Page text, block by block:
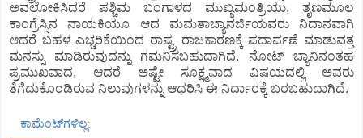
ಅವಲೋಕಿಸಿದರೆ ಪಶ್ಚಿಮ ಬಂಗಾಳದ ಮುಖ್ಯಮಂತ್ರಿಯು, ತೃಣಮೂಲ
ಕಾಂಗ್ರೆಸ್ಸಿನ ನಾಯಕಿಯೂ ಆದ ಮಮತಾಬ್ಯಾನರ್ಜಿಯವರು ನಿದಾನವಾಗಿ
ಆದರೆ ಬಹಳ ಎಚ್ಚರಿಕೆಯಿಂದ ರಾಷ್ಟ್ರ ರಾಜಕಾರಣಕ್ಕೆ ಪದಾರ್ಪಣೆ ಮಾಡುವತ್ತ
ಮನಸ್ಸು ಮಾಡಿರುವುದನ್ನು ಗಮನಿಸಬಹುದಾಗಿದೆ. ನೋಟ್ ಬ್ಯಾನಿನಂತಹ
ಪ್ರಮುಖವಾದ, ಆದರೆ ಅಷ್ಟೇ ಸೂಕ್ಷ್ಮವಾದ ವಿಷಯದಲ್ಲಿ ಅವರು
ತೆಗೆದುಕೊಂಡಿರುವ ನಿಲುವುಗಳನ್ನು ಆಧರಿಸಿ ಈ ನಿರ್ದಾರಕ್ಕೆ ಬರಬಹುದಾಗಿದೆ.
ಕಾಮೆಂಟ್‌ಗಳಿಲ್ಲ: